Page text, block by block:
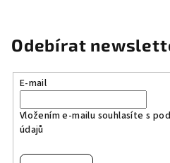
Odebírat
E-mail
Vložením e-mailu souhlasíte s
údajů